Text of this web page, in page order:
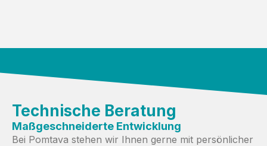
Technische Beratung
Maßgeschneiderte Entwicklung
Bei Pomtava stehen wir Ihnen gerne mit persönlicher